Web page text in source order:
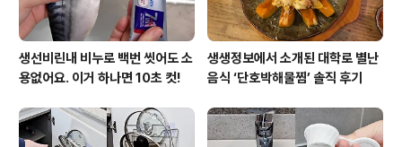
생선비린내 비누로 백번 씻어도 소
용없어요. 이거 하나면 10초 컷!
생생정보에서 소개된 대학로 별난
음식 ‘단호박해물찜’ 솔직 후기